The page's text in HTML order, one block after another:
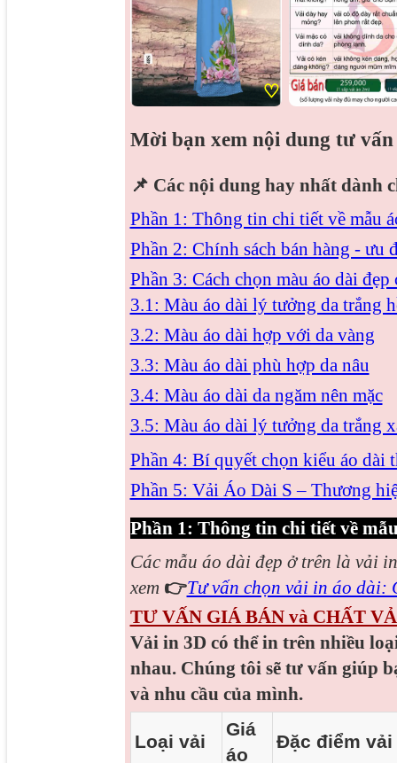
♡
Mời bạn xem nội dung tư
📌 Các nội dung hay nhất dành
Phần 1: Thông tin chi tiết về mẫu
Phần 2: Chính sách bán hàng - ưu
Phần 3: Cách chọn màu áo dài
3.1: Màu áo dài lý tưởng da trắng
3.2: Màu áo dài hợp với da vàng
3.3: Màu áo dài phù hợp da nâu
3.4: Màu áo dài da ngăm nên mặc
3.5: Màu áo dài lý tưởng da trắng
Phần 4: Bí quyết chọn kiểu áo dài
Phần 5: Vải Áo Dài S – Thương
Phần 1: Thông tin chi tiết về
Các mẫu áo dài đẹp ở trên là vải
xem 👉Tư vấn chọn vải in áo dài:
TƯ VẤN GIÁ BÁN và CHẤT
Vải in 3D có thể in trên nhiều
nhau. Chúng tôi sẽ tư vấn giúp
và nhu cầu của mình.
Loại vải
Giá
áo
Đặc điểm vải